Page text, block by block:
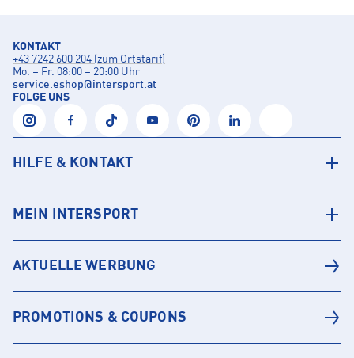
KONTAKT
+43 7242 600 204 (zum Ortstarif)
Mo. – Fr. 08:00 – 20:00 Uhr
service.eshop@intersport.at
FOLGE UNS
HILFE & KONTAKT
MEIN INTERSPORT
AKTUELLE WERBUNG
PROMOTIONS & COUPONS